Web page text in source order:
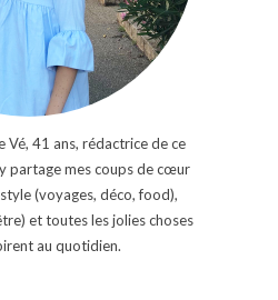
Vé, 41 ans, rédactrice de ce
partage mes coups de cœur
(voyages, déco, food),
et toutes les jolies choses
au quotidien.